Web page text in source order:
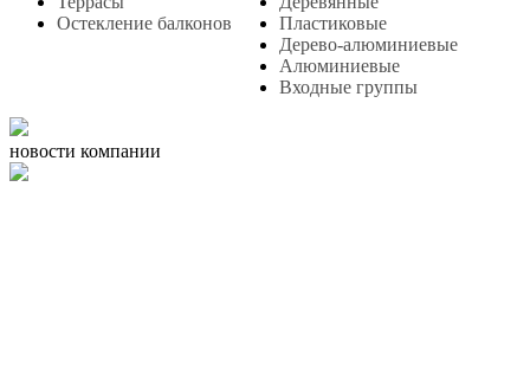
Остекление балконов
Пластиковые
Дерево-алюминиевые
Алюминиевые
Входные группы
новости компании